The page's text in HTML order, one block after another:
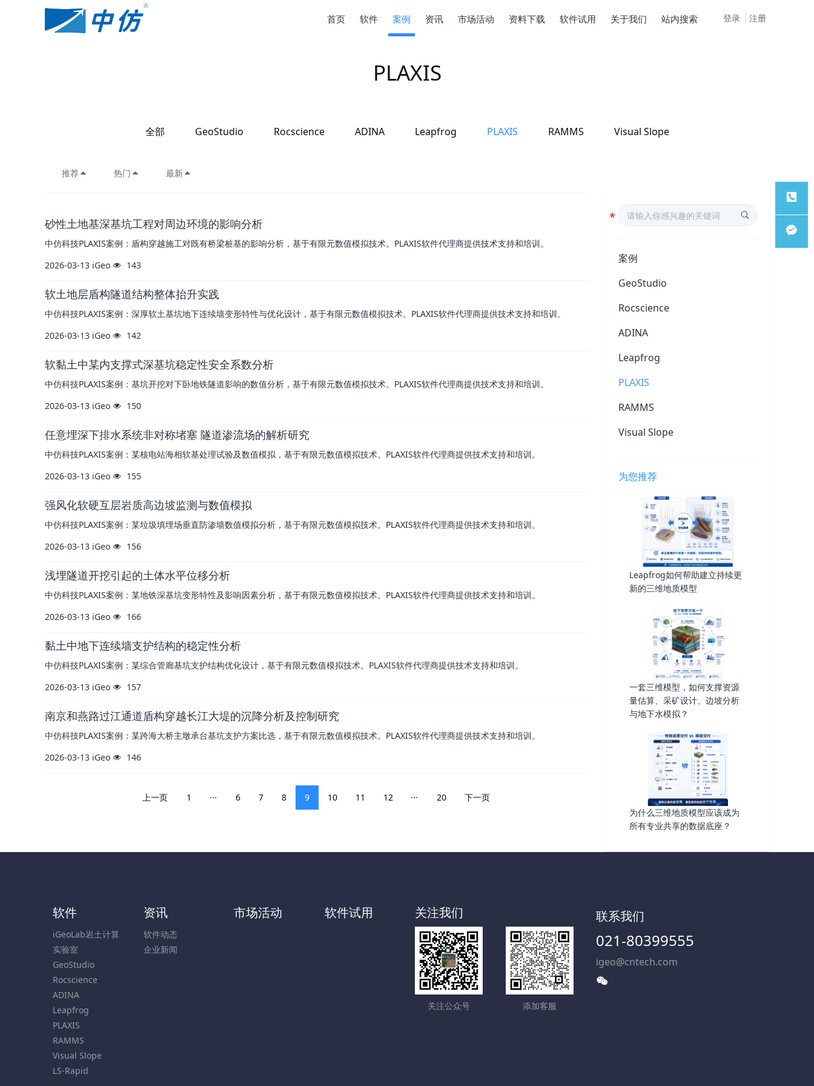
登录 注册
首页 软件 案例 资讯 市场活动 资料下载 软件试用 关于我们 站内搜索
PLAXIS
全部 GeoStudio Rocscience ADINA Leapfrog PLAXIS RAMMS Visual Slope
推荐 热门 最新
砂性土地基深基坑工程对周边环境的影响分析
中仿科技PLAXIS案例：盾构穿越施工对既有桥梁桩基的影响分析，基于有限元数值模拟技术。PLAXIS软件代理商提供技术支持和培训。
2026-03-13 iGeo 143
软土地层盾构隧道结构整体抬升实践
中仿科技PLAXIS案例：深厚软土基坑地下连续墙变形特性与优化设计，基于有限元数值模拟技术。PLAXIS软件代理商提供技术支持和培训。
2026-03-13 iGeo 142
软黏土中某内支撑式深基坑稳定性安全系数分析
中仿科技PLAXIS案例：基坑开挖对下卧地铁隧道影响的数值分析，基于有限元数值模拟技术。PLAXIS软件代理商提供技术支持和培训。
2026-03-13 iGeo 150
任意埋深下排水系统非对称堵塞 隧道渗流场的解析研究
中仿科技PLAXIS案例：某核电站海相软基处理试验及数值模拟，基于有限元数值模拟技术。PLAXIS软件代理商提供技术支持和培训。
2026-03-13 iGeo 155
强风化软硬互层岩质高边坡监测与数值模拟
中仿科技PLAXIS案例：某垃圾填埋场垂直防渗墙数值模拟分析，基于有限元数值模拟技术。PLAXIS软件代理商提供技术支持和培训。
2026-03-13 iGeo 156
浅埋隧道开挖引起的土体水平位移分析
中仿科技PLAXIS案例：某地铁深基坑变形特性及影响因素分析，基于有限元数值模拟技术。PLAXIS软件代理商提供技术支持和培训。
2026-03-13 iGeo 166
黏土中地下连续墙支护结构的稳定性分析
中仿科技PLAXIS案例：某综合管廊基坑支护结构优化设计，基于有限元数值模拟技术。PLAXIS软件代理商提供技术支持和培训。
2026-03-13 iGeo 157
南京和燕路过江通道盾构穿越长江大堤的沉降分析及控制研究
中仿科技PLAXIS案例：某跨海大桥主墩承台基坑支护方案比选，基于有限元数值模拟技术。PLAXIS软件代理商提供技术支持和培训。
2026-03-13 iGeo 146
上一页 1 ... 6 7 8 9 10 11 12 ... 20 下一页
案例
GeoStudio
Rocscience
ADINA
Leapfrog
PLAXIS
RAMMS
Visual Slope
为您推荐
Leapfrog如何帮助建立持续更
新的三维地质模型
一套三维模型，如何支撑资源
量估算、采矿设计、边坡分析
与地下水模拟？
为什么三维地质模型应该成为
所有专业共享的数据底座？
软件
iGeoLab岩土计算
实验室
GeoStudio
Rocscience
ADINA
Leapfrog
PLAXIS
RAMMS
Visual Slope
LS-Rapid
资讯
软件动态
企业新闻
市场活动 软件试用 关注我们
关注公众号 添加客服
联系我们
021-80399555
igeo@cntech.com
服务热